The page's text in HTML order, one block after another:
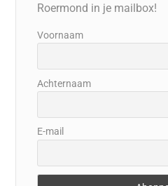
Roermond in je mailbox!
Voornaam
Achternaam
E-mail